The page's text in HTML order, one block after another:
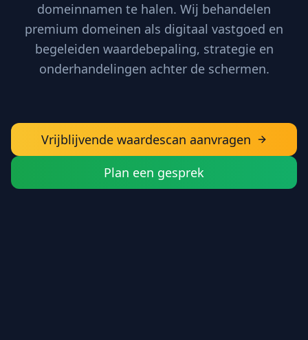
domeinnamen te halen. Wij behandelen
premium domeinen als digitaal vastgoed en
begeleiden waardebepaling, strategie en
onderhandelingen achter de schermen.
Vrijblijvende waardescan aanvragen
Plan een gesprek